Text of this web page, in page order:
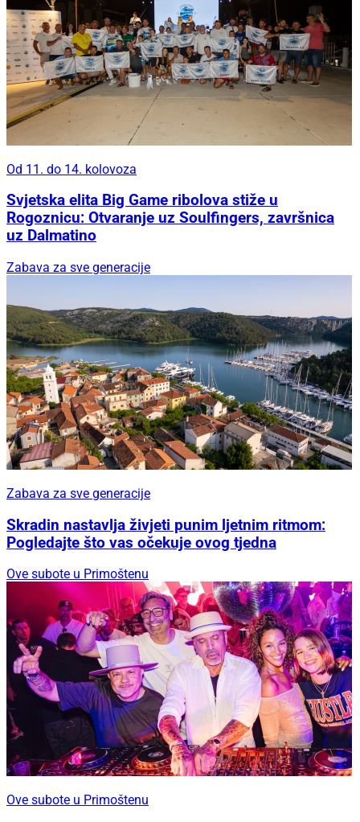
Od 11. do 14. kolovoza
Svjetska elita Big Game ribolova stiže u
Rogoznicu: Otvaranje uz Soulfingers, završnica
uz Dalmatino
Zabava za sve generacije
Zabava za sve generacije
Skradin nastavlja živjeti punim ljetnim ritmom:
Pogledajte što vas očekuje ovog tjedna
Ove subote u Primoštenu
Ove subote u Primoštenu